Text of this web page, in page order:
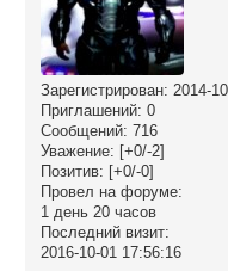
Зарегистрирован: 2014-
Приглашений: 0
Сообщений: 716
Уважение: [+0/-2]
Позитив: [+0/-0]
Провел на форуме:
1 день 20 часов
Последний визит:
2016-10-01 17:56:16